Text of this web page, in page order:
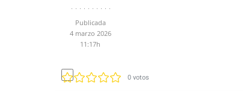
Publicada
4 marzo 2026
11:17h
0 votos